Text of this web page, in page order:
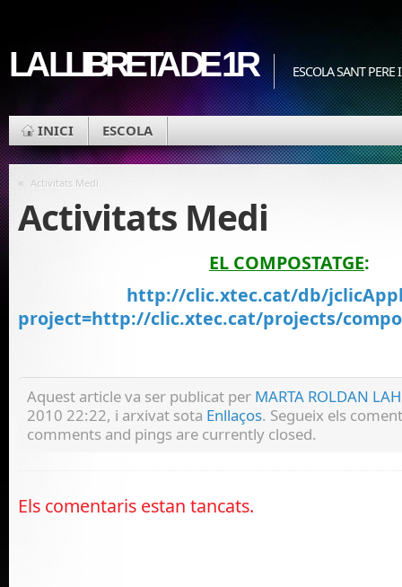
LA LLIBRETA DE 1R ESCOLA SANT PERE
INICI ESCOLA
« Activitats Medi
Activitats Medi
EL COMPOSTATGE:
http://clic.xtec.cat/db/
project=http://clic.xtec.cat/projects/
Aquest article va ser publicat per MARTA ROLDAN
2010 22:22, i arxivat sota Enllaços. Segueix els
comments and pings are currently closed.
Els comentaris estan tancats.